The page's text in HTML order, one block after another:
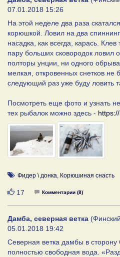
07.01.2018 15:26
На этой неделе два раза
корюшкой. Ловил на два
насадка, как всегда, карась.
пару больших сковородок ловил
полторы унции, ни одного
мелкая, откровенных снетков не
следующий раз уже буду ловить
Посмотреть еще фото и узнать
тех рыбалок можно здесь -
Фидер \ донка, Корюшиная снасть
Нравится
17 Комментарии (8)
Дамба, северная ветка
05.01.2018 19:42
Северная ветка дамбы в
полностью свободная вода.